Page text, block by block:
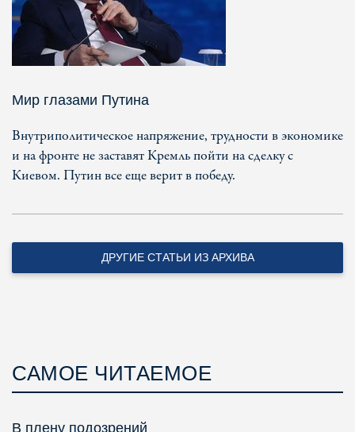
Мир глазами Путина
Внутриполитическое напряжение, трудности в экономике
и на фронте не заставят Кремль пойти на сделку с
Киевом. Путин все еще верит в победу.
ДРУГИЕ СТАТЬИ ИЗ АРХИВА
САМОЕ ЧИТАЕМОЕ
В плену подозрений